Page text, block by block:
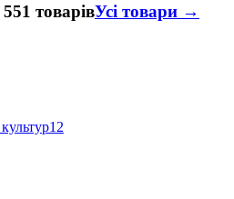
551 товарівУсі товари →
12